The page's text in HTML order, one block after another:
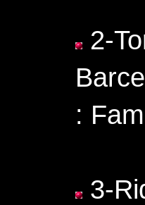
2-
:
3-